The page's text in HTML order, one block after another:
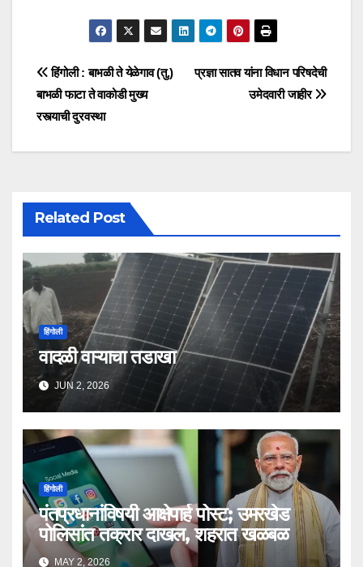
प्रज्ञा सातव यांना विधान परिषदेची
उमेदवारी जाहीर
हिंगोली : बाभळी ते येळेगाव‌ (तु.)
बाभळी फाटा ते वाकोडी मुख्य
रस्त्याची दुरवस्था
Related Post
हिंगोली
वादळी वाऱ्याचा तडाखा
JUN 2, 2026
हिंगोली
पंतप्रधानांविषयी आक्षेपार्ह पोस्ट; उमरखेड
पोलिसांत तक्रार दाखल, शहरात खळबळ
MAY 2, 2026